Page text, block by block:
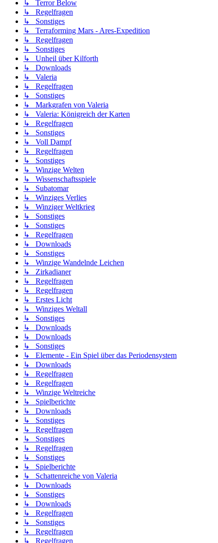
↳ Terror Below
↳ Regelfragen
↳ Sonstiges
↳ Terraforming Mars - Ares-Expedition
↳ Regelfragen
↳ Sonstiges
↳ Unheil über Kilforth
↳ Downloads
↳ Valeria
↳ Regelfragen
↳ Sonstiges
↳ Markgrafen von Valeria
↳ Valeria: Königreich der Karten
↳ Regelfragen
↳ Sonstiges
↳ Voll Dampf
↳ Regelfragen
↳ Sonstiges
↳ Winzige Welten
↳ Wissenschaftsspiele
↳ Subatomar
↳ Winziges Verlies
↳ Winziger Weltkrieg
↳ Sonstiges
↳ Sonstiges
↳ Regelfragen
↳ Downloads
↳ Sonstiges
↳ Winzige Wandelnde Leichen
↳ Zirkadianer
↳ Regelfragen
↳ Regelfragen
↳ Erstes Licht
↳ Winziges Weltall
↳ Sonstiges
↳ Downloads
↳ Downloads
↳ Sonstiges
↳ Elemente - Ein Spiel über das Periodensystem
↳ Downloads
↳ Regelfragen
↳ Regelfragen
↳ Winzige Weltreiche
↳ Spielberichte
↳ Downloads
↳ Sonstiges
↳ Regelfragen
↳ Sonstiges
↳ Regelfragen
↳ Sonstiges
↳ Spielberichte
↳ Schattenreiche von Valeria
↳ Downloads
↳ Sonstiges
↳ Downloads
↳ Regelfragen
↳ Sonstiges
↳ Regelfragen
↳ Regelfragen